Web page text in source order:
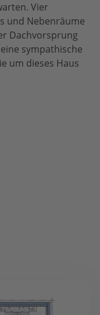
Vier
und Nebenräume
Dachvorsprung
sympathische
um dieses Haus